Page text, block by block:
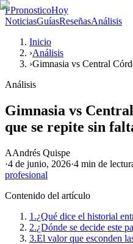
PPronosticoHoy
NoticiasGuíasReseñasAnálisis
Inicio
›Análisis
›Gimnasia vs Central
Análisis
Gimnasia vs
que se repite sin
AAndrés Quispe
·4 de junio, 2026·4 min de
profesional
Contenido del artículo
1.¿Qué dice el historial
2.¿Dónde se decide este
3.El valor que esconden